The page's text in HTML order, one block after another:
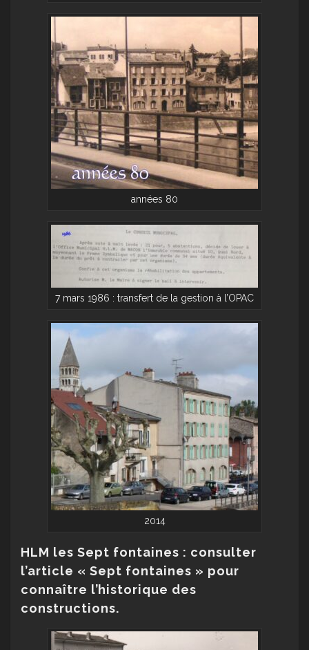
années 80
7 mars 1986 : transfert de la gestion à l’OPAC
2014
HLM les Sept fontaines : consulter
l’article « Sept fontaines » pour
connaître l’historique des
constructions.